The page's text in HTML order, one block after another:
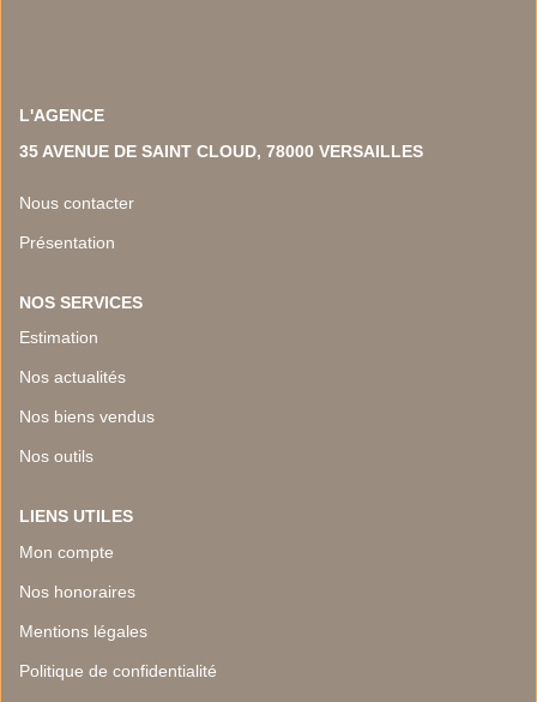
L'AGENCE
35 AVENUE DE SAINT CLOUD, 78000 VERSAILLES
Nous contacter
Présentation
NOS SERVICES
Estimation
Nos actualités
Nos biens vendus
Nos outils
LIENS UTILES
Mon compte
Nos honoraires
Mentions légales
Politique de confidentialité